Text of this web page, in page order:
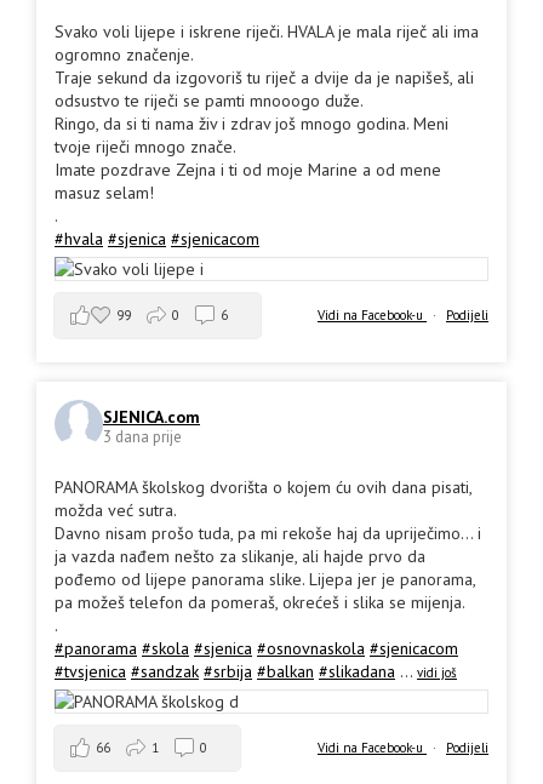
Svako voli lijepe i iskrene riječi. HVALA je mala riječ ali ima
ogromno značenje.
Traje sekund da izgovoriš tu riječ a dvije da je napišeš, ali
odsustvo te riječi se pamti mnooogo duže.
Ringo, da si ti nama živ i zdrav još mnogo godina. Meni
tvoje riječi mnogo znače.
Imate pozdrave Zejna i ti od moje Marine a od mene
masuz selam!
.
#hvala #sjenica #sjenicacom
Vidi na Facebook-u · Podijeli
99 0 6
SJENICA.com
3 dana prije
PANORAMA školskog dvorišta o kojem ću ovih dana pisati,
možda već sutra.
Davno nisam prošo tuda, pa mi rekoše haj da upriječimo... i
ja vazda nađem nešto za slikanje, ali hajde prvo da
pođemo od lijepe panorama slike. Lijepa jer je panorama,
pa možeš telefon da pomeraš, okrećeš i slika se mijenja.
.
#panorama #skola #sjenica #osnovnaskola #sjenicacom
#tvsjenica #sandzak #srbija #balkan #slikadana ... vidi još
Vidi na Facebook-u · Podijeli
66 1 0